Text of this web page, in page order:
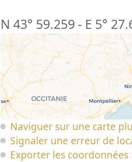
N 43° 59.259 - E 5°
Naviguer sur une carte
Signaler une erreur de
Exporter les coordonnées